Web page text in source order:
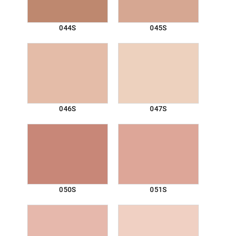
044S 045S
046S 047S
050S 051S